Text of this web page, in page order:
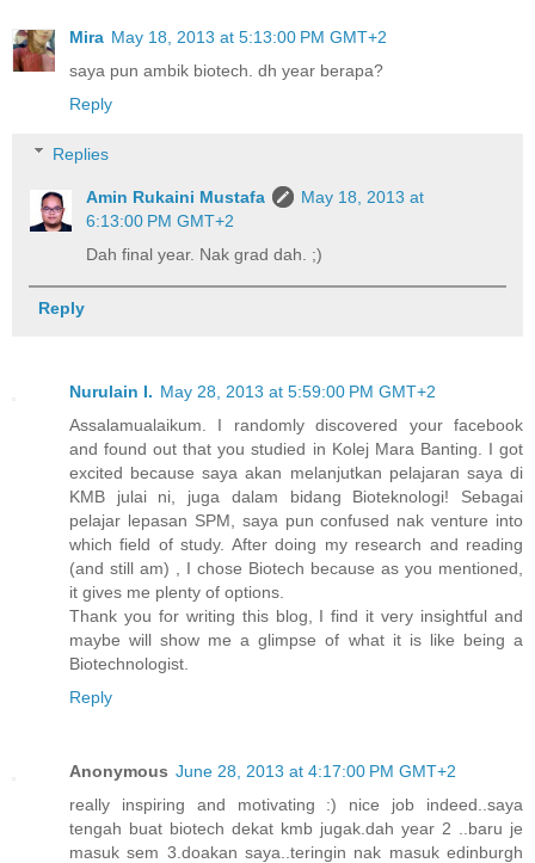
Mira May 18, 2013 at 5:13:00 PM GMT+2
saya pun ambik biotech. dh year berapa?
Reply
Replies
Amin Rukaini Mustafa
May 18, 2013 at
6:13:00 PM GMT+2
Dah final year. Nak grad dah. ;)
Reply
Nurulain I. May 28, 2013 at 5:59:00 PM GMT+2
Assalamualaikum. I randomly discovered your facebook
and found out that you studied in Kolej Mara Banting. I got
excited because saya akan melanjutkan pelajaran saya di
KMB julai ni, juga dalam bidang Bioteknologi! Sebagai
pelajar lepasan SPM, saya pun confused nak venture into
which field of study. After doing my research and reading
(and still am) , I chose Biotech because as you mentioned,
it gives me plenty of options.
Thank you for writing this blog, I find it very insightful and
maybe will show me a glimpse of what it is like being a
Biotechnologist.
Reply
Anonymous June 28, 2013 at 4:17:00 PM GMT+2
really inspiring and motivating :) nice job indeed..saya
tengah buat biotech dekat kmb jugak.dah year 2 ..baru je
masuk sem 3.doakan saya..teringin nak masuk edinburgh